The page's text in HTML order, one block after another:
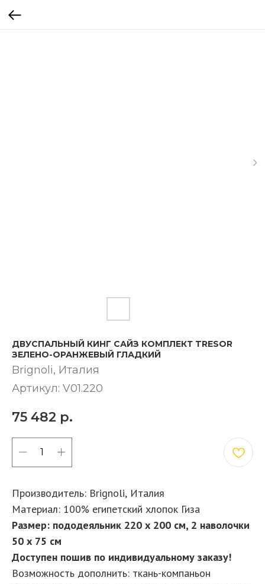
ДВУСПАЛЬНЫЙ КИНГ САЙЗ КОМПЛЕКТ TRESOR
ЗЕЛЕНО-ОРАНЖЕВЫЙ ГЛАДКИЙ
Brignoli, Италия
Артикул: V01.220
75 482 р.
Производитель: Brignoli, Италия
Материал: 100% египетский хлопок Гиза
Размер: пододеяльник 220 х 200 см, 2 наволочки
50 х 75 см
Доступен пошив по индивидуальному заказу!
Возможность дополнить: ткань-компаньон